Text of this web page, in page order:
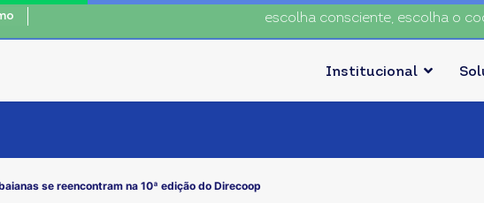
escolha consciente, escolha o coop • escolha
Institucional
se reencontram na 10ª edição do Direcoop